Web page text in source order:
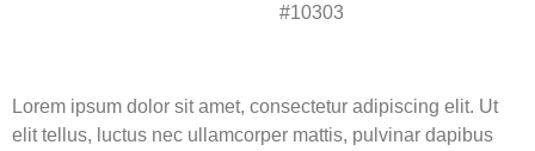
#10303
Lorem ipsum dolor sit amet, consectetur adipiscing elit. Ut
elit tellus, luctus nec ullamcorper mattis, pulvinar dapibus